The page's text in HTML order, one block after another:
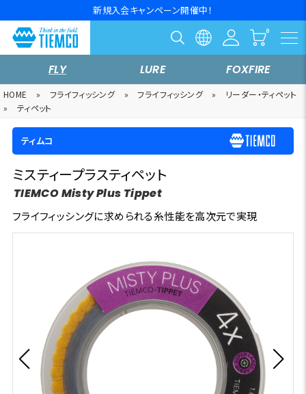
新規入会キャンペーン開催中！
FLY LURE FOXFIRE
HOME » フライフィッシング » フライフィッシング »
リーダー・ティペット
»
ティペット
ティムコ
ミスティープラスティペット
TIEMCO Misty Plus Tippet
フライフィッシングに求められる糸性能を高次元で実現